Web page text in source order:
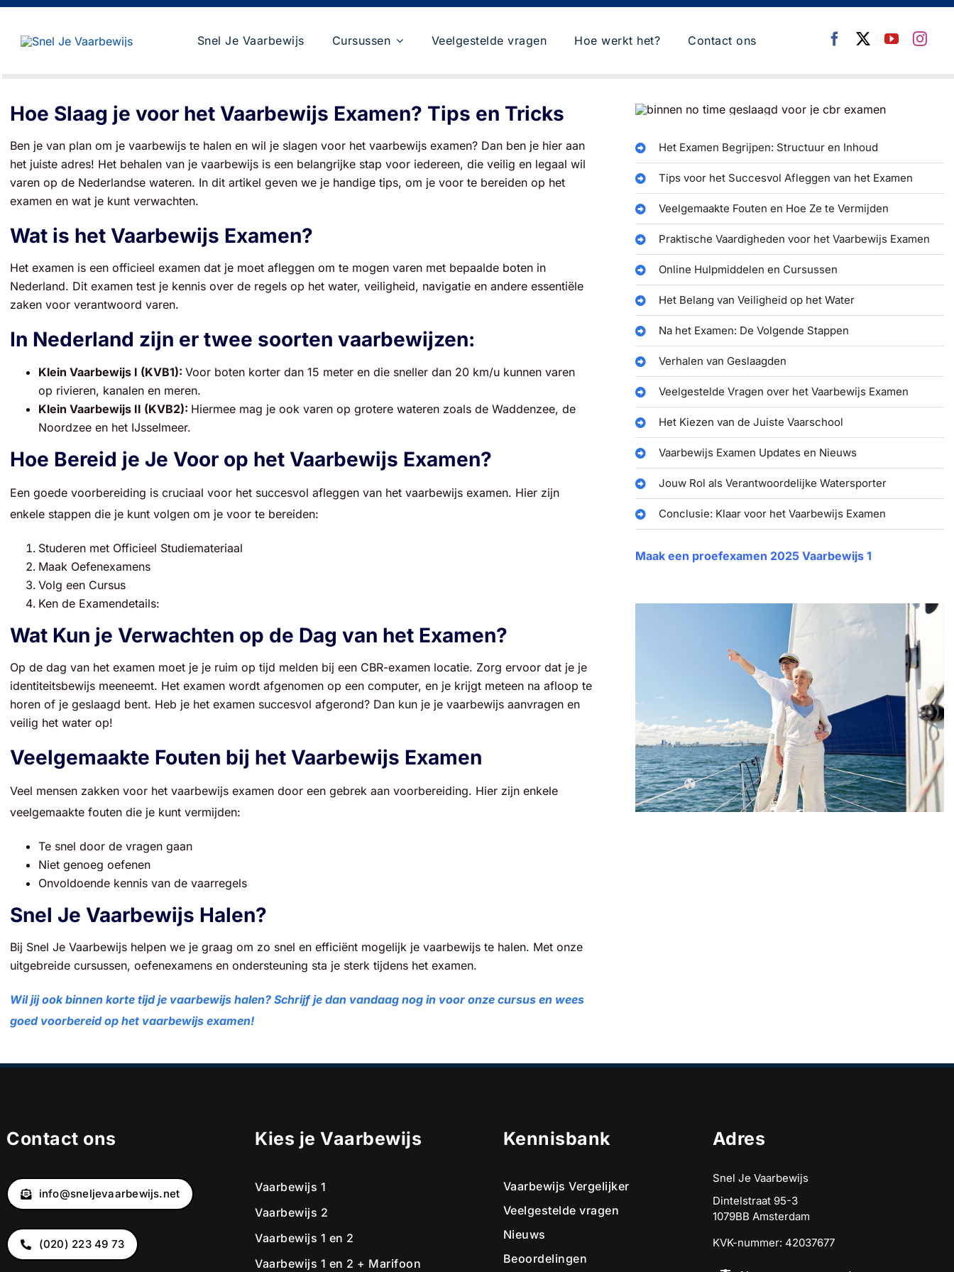
Skip
content
Snel Je Vaarbewijs Cursussen Veelgestelde vragen Hoe werkt het? Contact ons
Hoe Slaag je voor het Vaarbewijs Examen? Tips en Tricks
Ben je van plan om je vaarbewijs te halen en wil je slagen voor het vaarbewijs examen? Dan ben je hier aan
het juiste adres! Het behalen van je vaarbewijs is een belangrijke stap voor iedereen, die veilig en legaal wil
varen op de Nederlandse wateren. In dit artikel geven we je handige tips, om je voor te bereiden op het
examen en wat je kunt verwachten.
Wat is het Vaarbewijs Examen?
Het examen is een officieel examen dat je moet afleggen om te mogen varen met bepaalde boten in
Nederland. Dit examen test je kennis over de regels op het water, veiligheid, navigatie en andere essentiële
zaken voor verantwoord varen.
In Nederland zijn er twee soorten vaarbewijzen:
Klein Vaarbewijs I (KVB1):Voor boten korter dan 15 meter en die sneller dan 20 km/u kunnen varen
op rivieren, kanalen en meren.
Klein Vaarbewijs II (KVB2): Hiermee mag je ook varen op grotere wateren zoals de Waddenzee, de
Noordzee en het IJsselmeer.
Hoe Bereid je Je Voor op het Vaarbewijs Examen?
Een goede voorbereiding is cruciaal voor het succesvol afleggen van het vaarbewijs examen. Hier zijn
enkele stappen die je kunt volgen om je voor te bereiden:
Studeren met Officieel Studiemateriaal
Maak Oefenexamens
Volg een Cursus
Ken de Examendetails:
Wat Kun je Verwachten op de Dag van het Examen?
Op de dag van het examen moet je je ruim op tijd melden bij een CBR-examen locatie. Zorg ervoor dat je je
identiteitsbewijs meeneemt. Het examen wordt afgenomen op een computer, en je krijgt meteen na afloop te
horen of je geslaagd bent. Heb je het examen succesvol afgerond? Dan kun je je vaarbewijs aanvragen en
veilig het water op!
Veelgemaakte Fouten bij het Vaarbewijs Examen
Veel mensen zakken voor het vaarbewijs examen door een gebrek aan voorbereiding. Hier zijn enkele
veelgemaakte fouten die je kunt vermijden:
Te snel door de vragen gaan
Niet genoeg oefenen
Onvoldoende kennis van de vaarregels
Snel Je Vaarbewijs Halen?
Bij Snel Je Vaarbewijs helpen we je graag om zo snel en efficiënt mogelijk je vaarbewijs te halen. Met onze
uitgebreide cursussen, oefenexamens en ondersteuning sta je sterk tijdens het examen.
Wil jij ook binnen korte tijd je vaarbewijs halen? Schrijf je dan vandaag nog in voor onze cursus en wees
goed voorbereid op het vaarbewijs examen!
Het Examen Begrijpen: Structuur en Inhoud
Tips voor het Succesvol Afleggen van het Examen
Veelgemaakte Fouten en Hoe Ze te Vermijden
Praktische Vaardigheden voor het Vaarbewijs Examen
Online Hulpmiddelen en Cursussen
Het Belang van Veiligheid op het Water
Na het Examen: De Volgende Stappen
Verhalen van Geslaagden
Veelgestelde Vragen over het Vaarbewijs Examen
Het Kiezen van de Juiste Vaarschool
Vaarbewijs Examen Updates en Nieuws
Jouw Rol als Verantwoordelijke Watersporter
Conclusie: Klaar voor het Vaarbewijs Examen
Maak een proefexamen 2025 Vaarbewijs 1
Contact ons
info@sneljevaarbewijs.net
(020) 223 49 73
Kies je Vaarbewijs
Vaarbewijs 1
Vaarbewijs 2
Vaarbewijs 1 en 2
Vaarbewijs 1 en 2 + Marifoon
Kennisbank
Vaarbewijs Vergelijker
Veelgestelde vragen
Nieuws
Beoordelingen
Adres
Snel Je Vaarbewijs
Dintelstraat 95-3
1079BB Amsterdam
KVK-nummer: 42037677